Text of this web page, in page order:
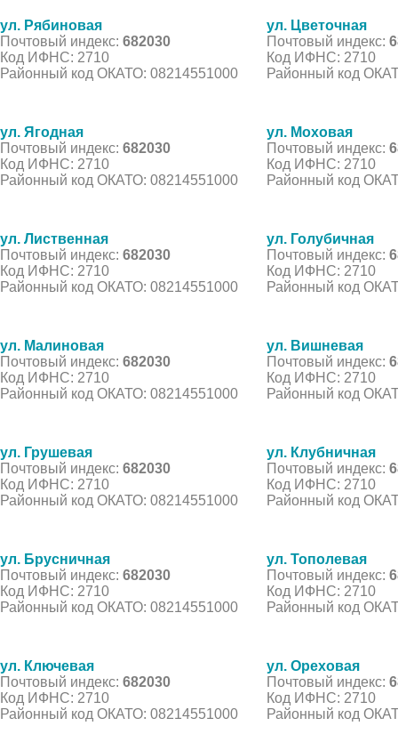
ул. Рябиновая
Почтовый индекс: 682030
Код ИФНС: 2710
Районный код ОКАТО: 08214551000
ул. Цветочная
Почтовый индекс:
Код ИФНС: 2710
Районный код
ул. Ягодная
Почтовый индекс: 682030
Код ИФНС: 2710
Районный код ОКАТО: 08214551000
ул. Моховая
Почтовый индекс:
Код ИФНС: 2710
Районный код
ул. Лиственная
Почтовый индекс: 682030
Код ИФНС: 2710
Районный код ОКАТО: 08214551000
ул. Голубичная
Почтовый индекс:
Код ИФНС: 2710
Районный код
ул. Малиновая
Почтовый индекс: 682030
Код ИФНС: 2710
Районный код ОКАТО: 08214551000
ул. Вишневая
Почтовый индекс:
Код ИФНС: 2710
Районный код
ул. Грушевая
Почтовый индекс: 682030
Код ИФНС: 2710
Районный код ОКАТО: 08214551000
ул. Клубничная
Почтовый индекс:
Код ИФНС: 2710
Районный код
ул. Брусничная
Почтовый индекс: 682030
Код ИФНС: 2710
Районный код ОКАТО: 08214551000
ул. Тополевая
Почтовый индекс:
Код ИФНС: 2710
Районный код
ул. Ключевая
Почтовый индекс: 682030
Код ИФНС: 2710
Районный код ОКАТО: 08214551000
ул. Ореховая
Почтовый индекс:
Код ИФНС: 2710
Районный код